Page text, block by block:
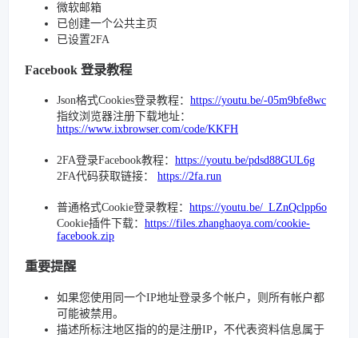
微软邮箱
已创建一个公共主页
已设置2FA
Facebook 登录教程
Json格式Cookies登录教程： https://youtu.be/-05m9bfe8wc
指纹浏览器注册下载地址：
https://www.ixbrowser.com/code/KKFH
2FA登录Facebook教程： https://youtu.be/pdsd88GUL6g
2FA代码获取链接： https://2fa.run
普通格式Cookie登录教程： https://youtu.be/_LZnQclpp6o
Cookie插件下载： https://files.zhanghaoya.com/cookie-
facebook.zip
重要提醒
如果您使用同一个IP地址登录多个帐户，则所有帐户都
可能被禁用。
描述所标注地区指的的是注册IP，不代表资料信息属于